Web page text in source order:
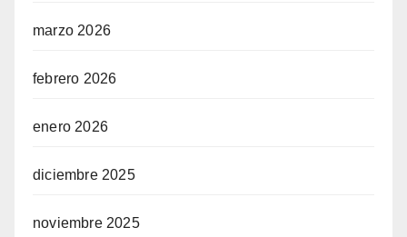
marzo 2026
febrero 2026
enero 2026
diciembre 2025
noviembre 2025